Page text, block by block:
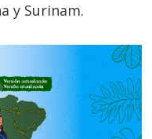
y Surinam.